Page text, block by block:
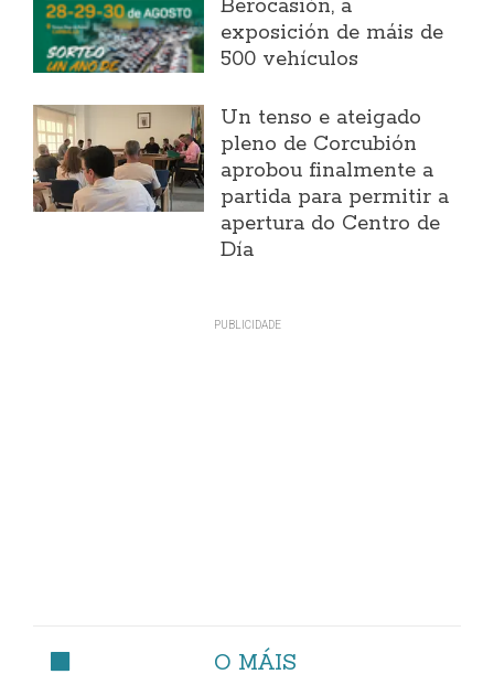
Berocasión, a
exposición de máis de
500 vehículos
Un tenso e ateigado
pleno de Corcubión
aprobou finalmente a
partida para permitir a
apertura do Centro de
Día
O MÁIS